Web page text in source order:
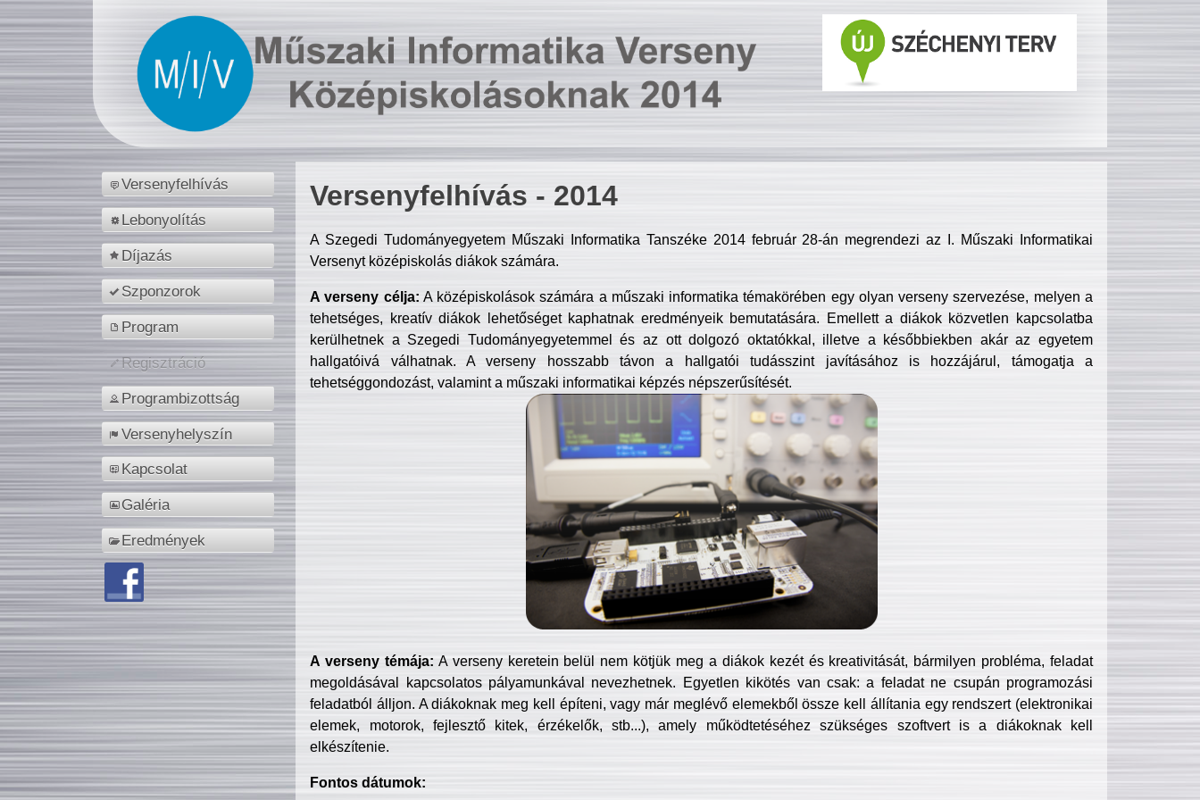
Versenyfelhívás
Lebonyolítás
Díjazás
Szponzorok
Program
Regisztráció
Programbizottság
Versenyhelyszín
Kapcsolat
Galéria
Eredmények
Versenyfelhívás - 2014
A Szegedi Tudományegyetem Műszaki Informatika Tanszéke 2014 február 28-án megrendezi az I. Műszaki Informatikai
Versenyt középiskolás diákok számára.
A verseny célja: A középiskolások számára a műszaki informatika témakörében egy olyan verseny szervezése, melyen a
tehetséges, kreatív diákok lehetőséget kaphatnak eredményeik bemutatására. Emellett a diákok közvetlen kapcsolatba
kerülhetnek a Szegedi Tudományegyetemmel és az ott dolgozó oktatókkal, illetve a későbbiekben akár az egyetem
hallgatóivá válhatnak. A verseny hosszabb távon a hallgatói tudásszint javításához is hozzájárul, támogatja a
tehetséggondozást, valamint a műszaki informatikai képzés népszerűsítését.
A verseny témája: A verseny keretein belül nem kötjük meg a diákok kezét és kreativitását, bármilyen probléma, feladat
megoldásával kapcsolatos pályamunkával nevezhetnek. Egyetlen kikötés van csak: a feladat ne csupán programozási
feladatból álljon. A diákoknak meg kell építeni, vagy már meglévő elemekből össze kell állítania egy rendszert (elektronikai
elemek, motorok, fejlesztő kitek, érzékelők, stb...), amely működtetéséhez szükséges szoftvert is a diákoknak kell
elkészítenie.
Fontos dátumok: